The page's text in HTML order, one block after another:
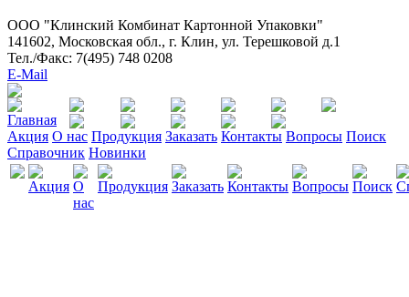
ООО "Клинский Комбинат Картонной Упаковки"
141602, Московская обл., г. Клин, ул. Терешковой д.1
Тел./Факс: 7(495) 748 0208
E-Mail
Акция О нас Продукция Заказать Контакты Вопросы Поиск
Справочник Новинки